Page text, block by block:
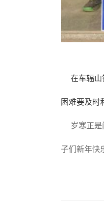
在车辐山
困难要及时
岁寒正是
子们新年快